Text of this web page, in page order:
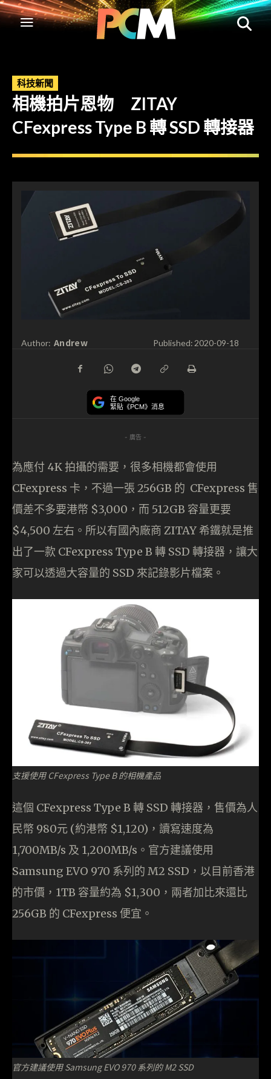
科技新聞
相機拍片恩物 ZITAY
CFexpress Type B 轉 SSD 轉接器
Author: Andrew Published: 2020-09-18
在 Google
緊貼《PCM》消息
- 廣告 -
為應付 4K 拍攝的需要，很多相機都會使用
CFexpress 卡，不過一張 256GB 的 CFexpress 售
價差不多要港幣 $3,000，而 512GB 容量更要
$4,500 左右。所以有國內廠商 ZITAY 希鐵就是推
出了一款 CFexpress Type B 轉 SSD 轉接器，讓大
家可以透過大容量的 SSD 來記錄影片檔案。
支援使用 CFexpress Type B 的相機產品
這個 CFexpress Type B 轉 SSD 轉接器，售價為人
民幣 980元 (約港幣 $1,120)，讀寫速度為
1,700MB/s 及 1,200MB/s。官方建議使用
Samsung EVO 970 系列的 M2 SSD，以目前香港
的市價，1TB 容量約為 $1,300，兩者加比來還比
256GB 的 CFexpress 便宜。
官方建議使用 Samsung EVO 970 系列的 M2 SSD